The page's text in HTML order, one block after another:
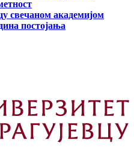
свечаном академијом
постојања